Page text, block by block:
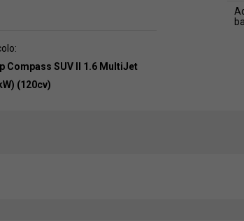
Compass SUV II 1.6 MultiJet
(120cv)